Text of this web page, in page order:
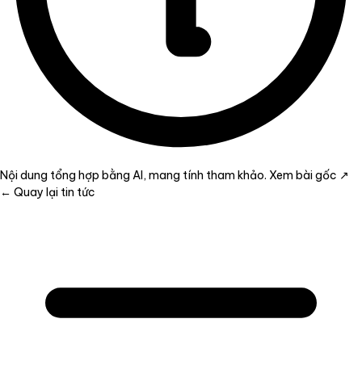
Nội dung tổng hợp bằng AI, mang tính tham khảo. Xem bài gốc ↗
← Quay lại tin tức